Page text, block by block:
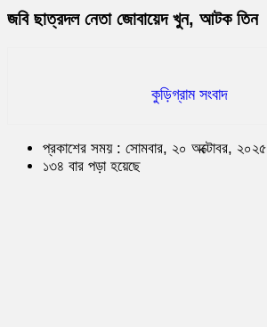
জবি ছাত্রদল নেতা জোবায়েদ খুন, আটক তিন
কুড়িগ্রাম সংবাদ
প্রকাশের সময় : সোমবার, ২০ অক্টোবর, ২০২৫
১৩৪ বার পড়া হয়েছে